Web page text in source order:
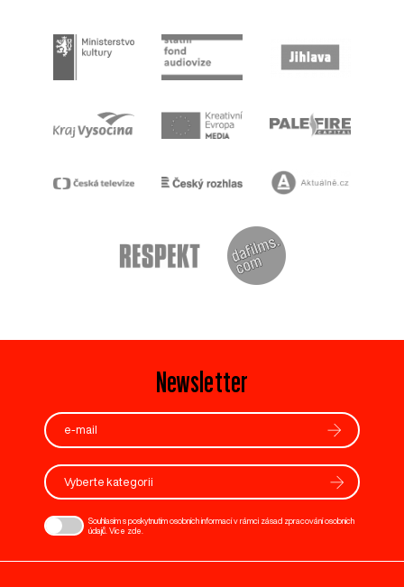
Newsletter
Vyberte kategorii
Souhlasím s poskytnutím osobních informací v rámci zásad zpracování osobních
údajů. Více zde